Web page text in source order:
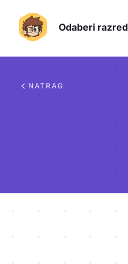
Odaberi razred
NATRAG